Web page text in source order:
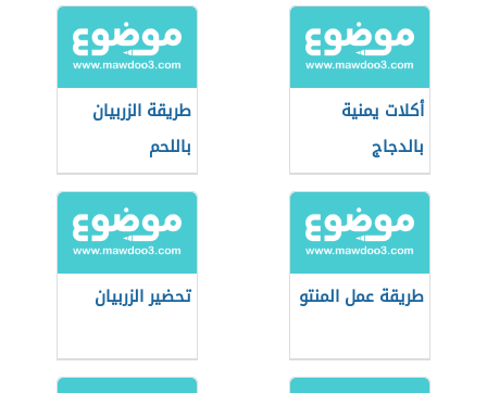
أكلات يمنية
بالدجاج
طريقة الزربيان
باللحم
طريقة عمل المنتو تحضير الزربيان